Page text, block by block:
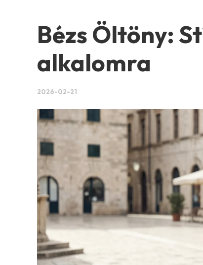
Bézs Öltöny:
alkalomra
2026-02-21